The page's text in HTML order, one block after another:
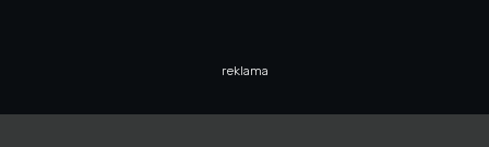
reklama